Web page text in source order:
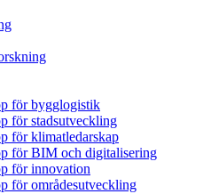
för bygglogistik
för stadsutveckling
för klimatledarskap
för BIM och digitalisering
för innovation
för områdesutveckling